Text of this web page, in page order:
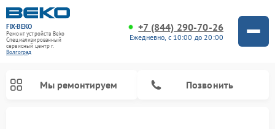
FIX-BEKO
Ремонт устройств Beko
Специализированный
cервисный центр г.
Волгоград
+7 (844) 290-70-26
Ежедневно, с 10:00 до 20:00
Мы ремонтируем Позвонить